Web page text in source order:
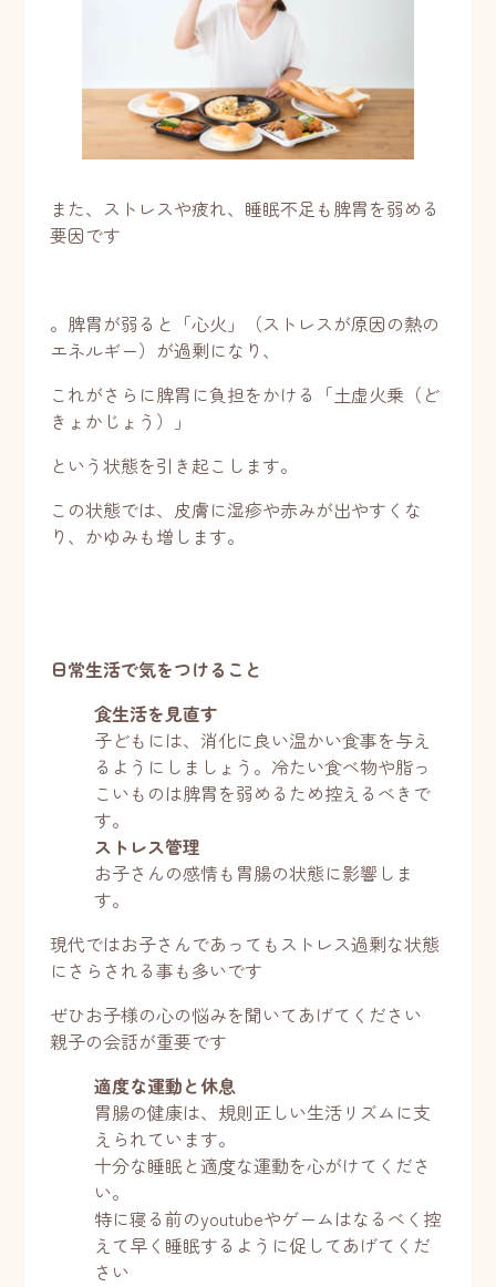
また、ストレスや疲れ、睡眠不足も脾胃を弱める
要因です
。脾胃が弱ると「心火」（ストレスが原因の熱の
エネルギー）が過剰になり、
これがさらに脾胃に負担をかける「土虚火乗（ど
きょかじょう）」
という状態を引き起こします。
この状態では、皮膚に湿疹や赤みが出やすくな
り、かゆみも増します。
日常生活で気をつけること
食生活を見直す
子どもには、消化に良い温かい食事を与え
るようにしましょう。冷たい食べ物や脂っ
こいものは脾胃を弱めるため控えるべきで
す。
ストレス管理
お子さんの感情も胃腸の状態に影響しま
す。
現代ではお子さんであってもストレス過剰な状態
にさらされる事も多いです
ぜひお子様の心の悩みを聞いてあげてください
親子の会話が重要です
適度な運動と休息
胃腸の健康は、規則正しい生活リズムに支
えられています。
十分な睡眠と適度な運動を心がけてくださ
い。
特に寝る前のyoutubeやゲームはなるべく控
えて早く睡眠するように促してあげてくだ
さい